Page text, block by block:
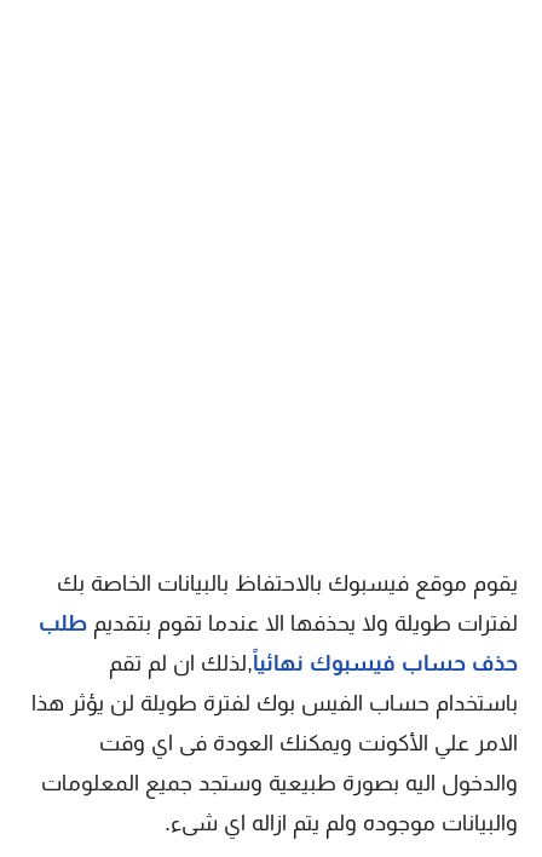
يقوم موقع فيسبوك بالاحتفاظ بالبيانات الخاصة بك
لفترات طويلة ولا يحذفها الا عندما تقوم بتقديم طلب
حذف حساب فيسبوك نهائياً,لذلك ان لم تقم
باستخدام حساب الفيس بوك لفترة طويلة لن يؤثر هذا
الامر علي الأكونت ويمكنك العودة فى اي وقت
والدخول اليه بصورة طبيعية وستجد جميع المعلومات
والبيانات موجوده ولم يتم ازاله اي شىء.